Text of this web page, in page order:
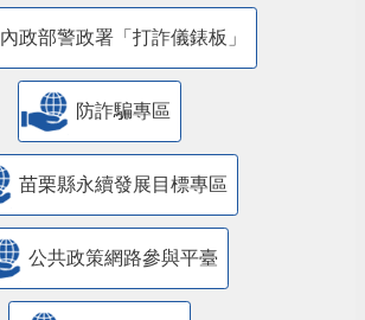
內政部警政署「打詐儀錶板」
防詐騙專區
苗栗縣永續發展目標專區
公共政策網路參與平臺